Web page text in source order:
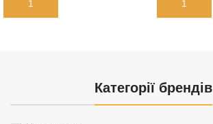
В КОРЗИНУ В КОРЗИНУ
Категорії брендів